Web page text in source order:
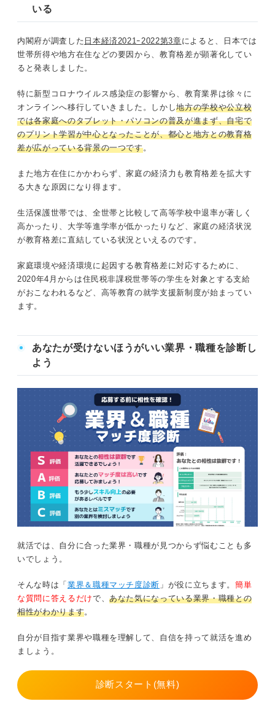
いる
内閣府が調査した 日本経済2021ｰ2022第3章によると、日本では
世帯所得や地方在住などの要因から、教育格差が顕著化してい
ると発表しました。
特に新型コロナウイルス感染症の影響から、教育業界は徐々に
オンラインへ移行していきました。しかし地方の学校や公立校
では各家庭へのタブレット・パソコンの普及が進まず、自宅で
のプリント学習が中心となったことが、都心と地方との教育格
差が広がっている背景の一つです。
また地方在住にかかわらず、家庭の経済力も教育格差を拡大す
る大きな原因になり得ます。
生活保護世帯では、全世帯と比較して高等学校中退率が著しく
高かったり、大学等進学率が低かったりなど、家庭の経済状況
が教育格差に直結している状況といえるのです。
家庭環境や経済環境に起因する教育格差に対応するために、
2020年4月からは住民税非課税世帯等の学生を対象とする支給
がおこなわれるなど、高等教育の就学支援新制度が始まってい
ます。
あなたが受けないほうがいい業界・職種を診断し
よう
就活では、自分に合った業界・職種が見つからず悩むことも多
いでしょう。
そんな時は「業界＆職種マッチ度診断 」が役に立ちます。 簡単
な質問に答えるだけで、あなた気になっている業界・職種との
相性がわかります。
自分が目指す業界や職種を理解して、自信を持って就活を進め
ましょう。
診断スタート(無料)